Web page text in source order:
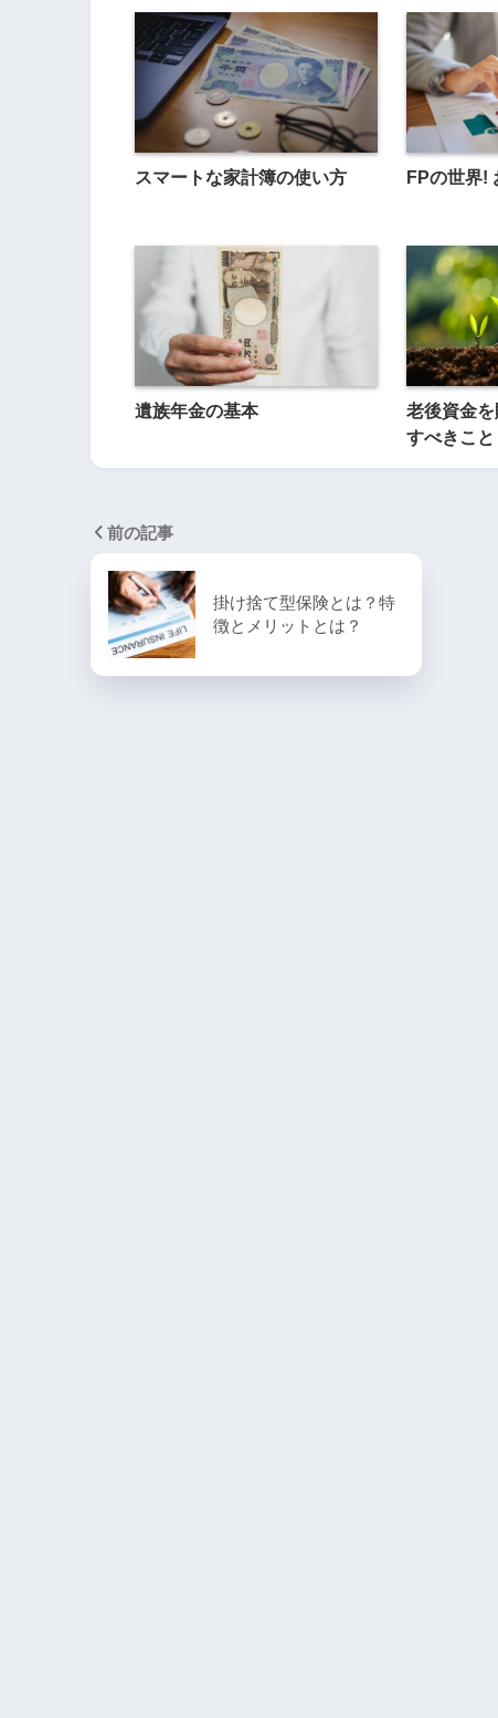
スマートな家計簿の使い方 FPの世界!
遺族年金の基本
老後資金
すべきこと
前の記事
掛け捨て型保険とは？特
徴とメリットとは？